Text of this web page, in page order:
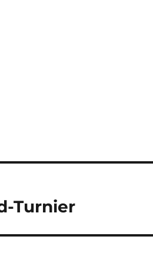
Turnier